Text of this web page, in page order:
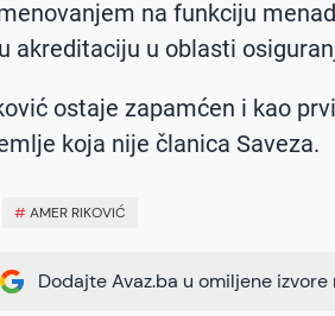
na funkciju
akreditaciju u oblasti
ostaje zapamćen i kao
koja nije članica Saveza.
#AMER RIKOVIĆ
Dodajte Avaz.ba u omiljene